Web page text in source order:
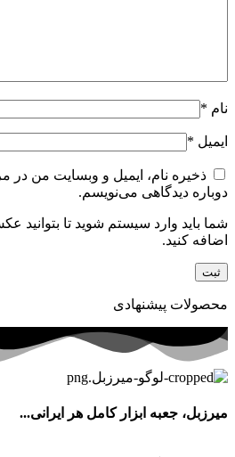
نام *
ایمیل *
ذخیره نام، ایمیل و وبسایت من در
دوباره دیدگاهی می‌نویسم.
شما باید وارد سیستم شوید تا بتوانید
اضافه کنید.
محصولات پیشنهادی
میرزبل، جعبه ابزار کامل هر ایرانی...